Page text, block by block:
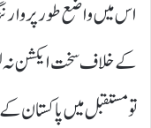
کے خلاف سخت ایکشن نہ لیا
تو مستقبل میں پاکستان